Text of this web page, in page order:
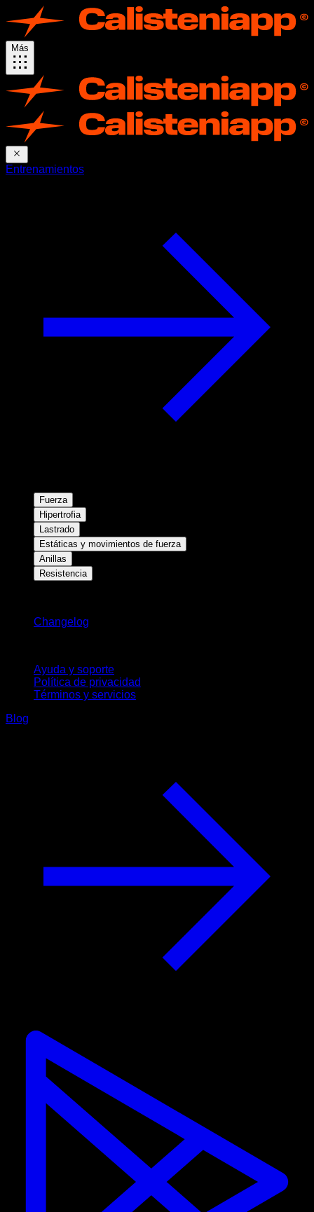
Más
Entrenamientos
Fuerza
Hipertrofia
Lastrado
Estáticas y movimientos de fuerza
Anillas
Resistencia
Changelog
Ayuda y soporte
Política de privacidad
Términos y servicios
Blog